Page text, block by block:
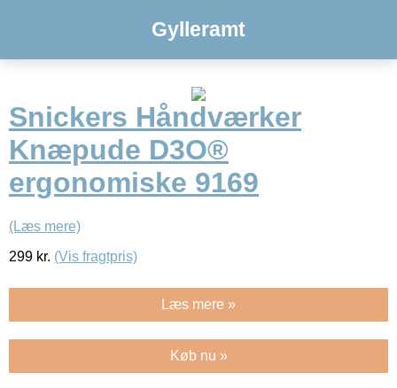
Gylleramt
Snickers Håndværker
Knæpude D3O®
ergonomiske 9169
(Læs mere)
299 kr. (Vis fragtpris)
Læs mere »
Køb nu »